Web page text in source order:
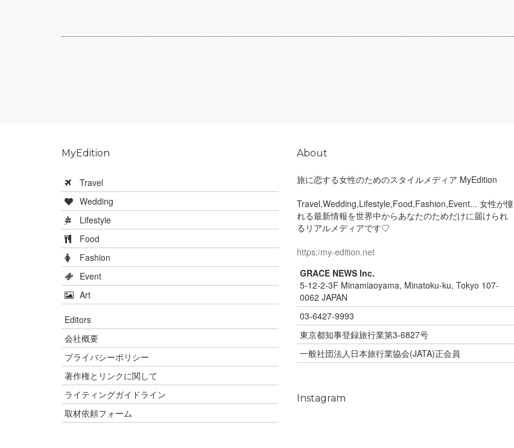
MyEdition
Travel
Wedding
Lifestyle
Food
Fashion
Event
Art
Editors
会社概要
プライバシーポリシー
著作権とリンクに関して
ライティングガイドライン
取材依頼フォーム
About
旅に恋する女性のためのスタイルメディア MyEdition
Travel,Wedding,Lifestyle,Food,Fashion,Event... 女性が憧
れる最新情報を世界中からあなたのためだけに届けられ
るリアルメディアです♡
https:/my-edition.net
GRACE NEWS Inc.
5-12-2-3F Minamiaoyama, Minatoku-ku, Tokyo 107-
0062 JAPAN
03-6427-9993
東京都知事登録旅行業第3-6827号
一般社団法人日本旅行業協会(JATA)正会員
Instagram